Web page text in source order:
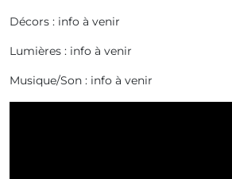
Décors : info à venir
Lumières : info à venir
Musique/Son : info à venir